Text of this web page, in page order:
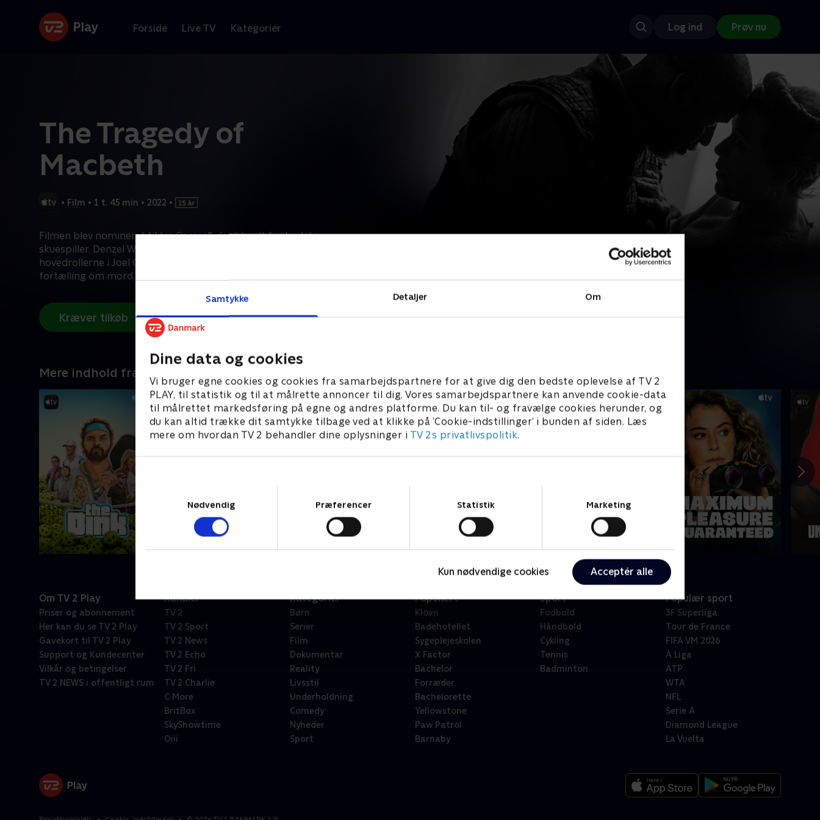
Samtykke Detaljer Om
Dine data og cookies
Vi bruger egne cookies og cookies fra samarbejdspartnere for at give dig den bedste oplevelse af TV 2
PLAY, til statistik og til at målrette annoncer til dig. Vores samarbejdspartnere kan anvende cookie-data
til målrettet markedsføring på egne og andres platforme. Du kan til- og fravælge cookies herunder, og
du kan altid trække dit samtykke tilbage ved at klikke på ’Cookie-indstillinger’ i bunden af siden. Læs
mere om hvordan TV 2 behandler dine oplysninger i TV 2s privatlivspolitik.
Nødvendig
Præferencer Statistik Marketing
Kun nødvendige cookies Acceptér alle
Forside Live TV Kategorier Log ind Prøv nu
The Tragedy of
Macbeth
• Film • 1 t. 45 min • 2022 •
Filmen blev nomineret til tre Oscars®, deriblandt for bedste
skuespiller. Denzel Washington og Frances McDormand spiller
hovedrollerne i Joel Coens dristige og barske fortolkning – en
fortælling om mord, vanvid, magtsyge og forbitret list.
Kræver tilkøb
Mere indhold fra Apple TV
Om TV 2 Play
Priser og abonnement
Her kan du se TV 2 Play
Gavekort til TV 2 Play
Support og Kundecenter
Vilkår og betingelser
TV 2 NEWS i offentligt rum
Kanaler
TV 2
TV 2 Sport
TV 2 News
TV 2 Echo
TV 2 Fri
TV 2 Charlie
C More
BritBox
SkyShowtime
Oiii
Kategorier
Børn
Serier
Film
Dokumentar
Reality
Livsstil
Underholdning
Comedy
Nyheder
Sport
Populært
Klovn
Badehotellet
Sygeplejeskolen
X Factor
Bachelor
Forræder
Bachelorette
Yellowstone
Paw Patrol
Barnaby
Sport
Fodbold
Håndbold
Cykling
Tennis
Badminton
Populær sport
3F Superliga
Tour de France
FIFA VM 2026
A Liga
ATP
WTA
NFL
Serie A
Diamond League
La Vuelta